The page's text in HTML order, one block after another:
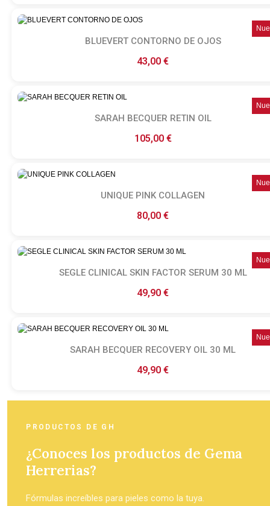
Ver producto
BLUEVERT CONTORNO DE OJOS
43,00 €
Ver producto
SARAH BECQUER RETIN OIL
105,00 €
Ver producto
UNIQUE PINK COLLAGEN
80,00 €
Ver producto
SEGLE CLINICAL SKIN FACTOR SERUM 30 ML
49,90 €
Ver producto
SARAH BECQUER RECOVERY OIL 30 ML
49,90 €
PRODUCTOS DE GH
¿Conoces los productos de Gema
Herrerias?
Fórmulas increíbles para pieles como la tuya.